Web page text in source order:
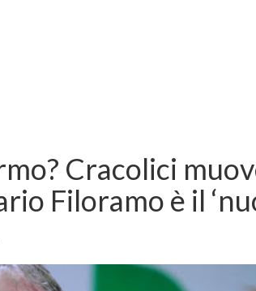
Cracolici
Filoramo è il